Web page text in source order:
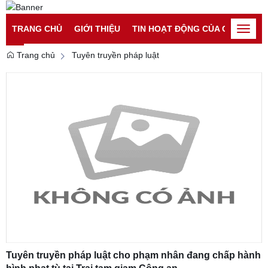
Đăng nhập
Đăng ký
TRANG CHỦ
GIỚI THIỆU TIN HOẠT ĐỘNG CỦA CATPToggle
Trang chủ
Tuyên truyền pháp luật
Tuyên truyền pháp luật cho phạm nhân đang chấp hành